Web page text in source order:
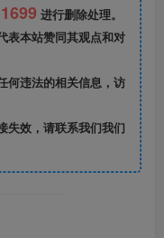
进行删除处理。
表本站赞同其观点和对
何违法的相关信息，访
失效，请联系我们我们